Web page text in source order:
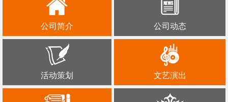
公司简介 公司动态
活动策划 文艺演出